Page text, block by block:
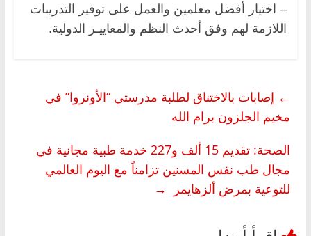
– اختيار أفضل معلمين والعمل على توفير التدريبات
اللازمة لهم وفق أحدث النظم والمعاييـر الدولية.
← إصابات بالاختناق لطلبة مدرستي “الأونروا” في
مخيم الجلزون برام الله
الصحة: تقديم 15 ألف و227 خدمة طبية مجانية في
مجال طب نفس المسنين تزامناً مع اليوم العالمي
للتوعية بمرض ألزهايمر
→